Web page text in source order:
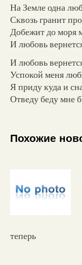
На Земле одна
Сквозь гранит
Добежит до моря
И любовь
И любовь
Успокой меня
Я приду куда и
Отведу беду мне
Похожие
теперь